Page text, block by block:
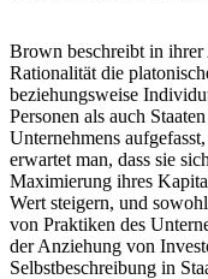
Brown beschreibt in
Rationalität die
beziehungsweise
Personen als auch
Unternehmens
erwartet man, dass sie
Maximierung ihres
Wert steigern, und
von Praktiken des
der Anziehung von
Selbstbeschreibung in